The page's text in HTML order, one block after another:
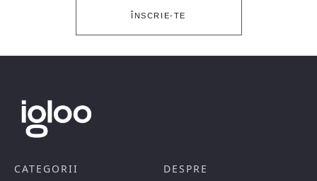
ÎNSCRIE-TE
CATEGORII
DESPRE